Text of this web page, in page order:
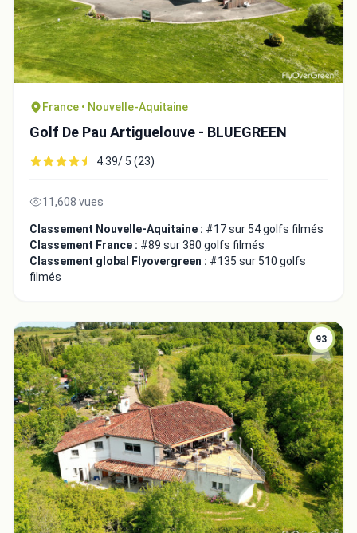
France • Nouvelle-Aquitaine
Golf De Pau Artiguelouve - BLUEGREEN
4.39/ 5 (23)
11,608 vues
Classement Nouvelle-Aquitaine : #17 sur 54 golfs filmés
Classement France : #89 sur 380 golfs filmés
Classement global Flyovergreen : #135 sur 510 golfs
filmés
93